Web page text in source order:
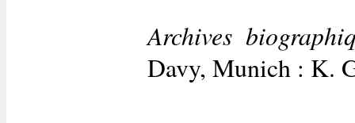
Archives
Davy, Munich : K.